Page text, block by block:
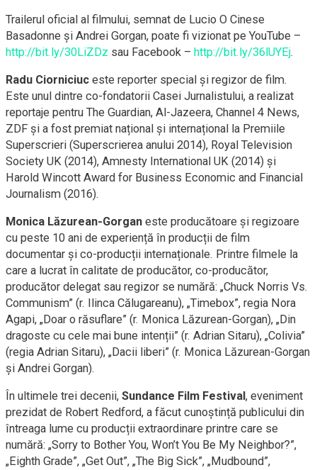
Trailerul oficial al filmului, semnat de Lucio O Cinese
Basadonne și Andrei Gorgan, poate fi vizionat pe YouTube –
http://bit.ly/30LiZDz sau Facebook – http://bit.ly/36lUYEj.
Radu Ciorniciuc este reporter special și regizor de film.
Este unul dintre co-fondatorii Casei Jurnalistului, a realizat
reportaje pentru The Guardian, Al-Jazeera, Channel 4 News,
ZDF și a fost premiat național și internațional la Premiile
Superscrieri (Superscrierea anului 2014), Royal Television
Society UK (2014), Amnesty International UK (2014) și
Harold Wincott Award for Business Economic and Financial
Journalism (2016).
Monica Lăzurean-Gorgan este producătoare și regizoare
cu peste 10 ani de experiență în producții de film
documentar și co-producții internaționale. Printre filmele la
care a lucrat în calitate de producător, co-producător,
producător delegat sau regizor se numără: „Chuck Norris Vs.
Communism” (r. Ilinca Călugareanu), „Timebox”, regia Nora
Agapi, „Doar o răsuflare” (r. Monica Lăzurean-Gorgan), „Din
dragoste cu cele mai bune intenții” (r. Adrian Sitaru), „Colivia”
(regia Adrian Sitaru), „Dacii liberi” (r. Monica Lăzurean-Gorgan
și Andrei Gorgan).
În ultimele trei decenii, Sundance Film Festival , eveniment
prezidat de Robert Redford, a făcut cunoștință publicului din
întreaga lume cu producții extraordinare printre care se
numără: „Sorry to Bother You, Won’t You Be My Neighbor?”,
„Eighth Grade”, „Get Out”, „The Big Sick”, „Mudbound”,